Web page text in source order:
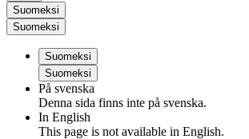
Suomeksi
Suomeksi
Suomeksi
Suomeksi
På svenska
Denna sida finns inte på svenska.
In English
This page is not available in English.